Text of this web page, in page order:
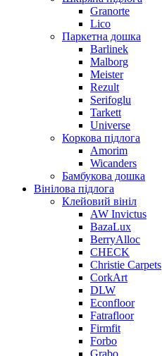
Granorte
Lico
Паркетна дошка
Barlinek
Malborg
Meister
Rezult
Serifoglu
Tarkett
Universe
Коркова підлога
Amorim
Wicanders
Бамбукова дошка
Вінілова підлога
Клейовий вініл
AW Invictus
BazaLux
BerryAlloc
CHECK
Christie Carpets
CorkArt
DLW
Econfloor
Fatrafloor
Firmfit
Forbo
Grabo